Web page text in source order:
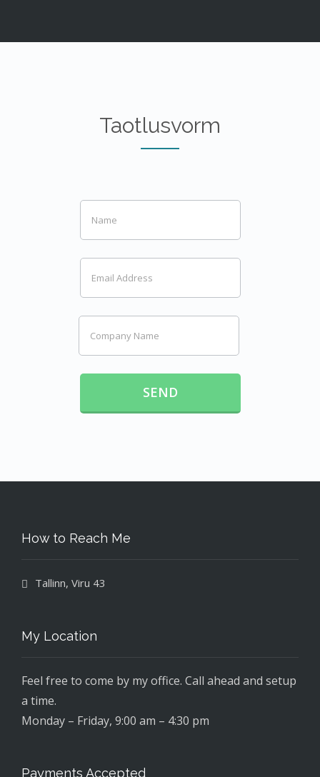
Taotlusvorm
How to Reach Me
Tallinn, Viru 43
My Location
Feel free to come by my office. Call ahead and setup
a time.
Monday – Friday, 9:00 am – 4:30 pm
Payments Accepted